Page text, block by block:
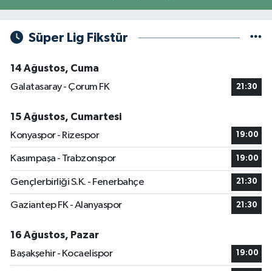
Süper Lig Fikstür
14 Ağustos, Cuma
Galatasaray - Çorum FK
21:30
15 Ağustos, Cumartesi
Konyaspor - Rizespor
19:00
Kasımpaşa - Trabzonspor 19:00
Gençlerbirliği S.K. - Fenerbahçe 21:30
Gaziantep FK - Alanyaspor 21:30
16 Ağustos, Pazar
Başakşehir - Kocaelispor
19:00